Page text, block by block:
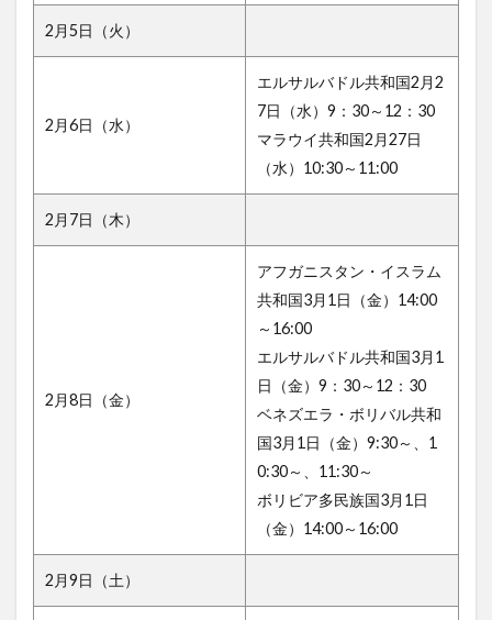
2月5日（火）
2月6日（水）
エルサルバドル共和国2月2
7日（水）9：30～12：30
マラウイ共和国2月27日
（水）10:30～11:00
2月7日（木）
2月8日（金）
アフガニスタン・イスラム
共和国3月1日（金）14:00
～16:00
エルサルバドル共和国3月1
日（金）9：30～12：30
ベネズエラ・ボリバル共和
国3月1日（金）9:30～、1
0:30～、11:30～
ボリビア多民族国3月1日
（金）14:00～16:00
2月9日（土）